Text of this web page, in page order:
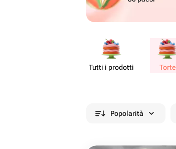
Tutti i prodotti Torte
Popolarità